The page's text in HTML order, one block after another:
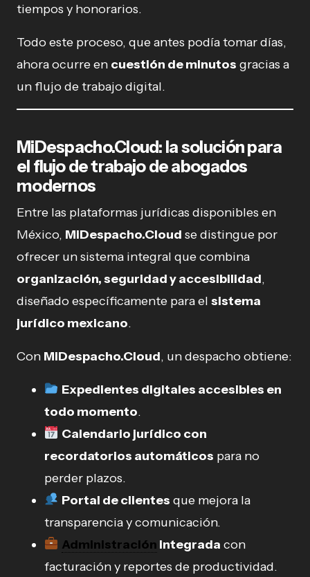
tiempos y honorarios.
Todo este proceso, que antes podía tomar días,
ahora ocurre en cuestión de minutos gracias a
un flujo de trabajo digital.
MiDespacho.Cloud: la solución para
el flujo de trabajo de abogados
modernos
Entre las plataformas jurídicas disponibles en
México, MiDespacho.Cloud se distingue por
ofrecer un sistema integral que combina
organización, seguridad y accesibilidad,
diseñado específicamente para el sistema
jurídico mexicano.
Con MiDespacho.Cloud, un despacho obtiene:
Expedientes digitales accesibles en
todo momento.
Calendario jurídico con
recordatorios automáticos para no
perder plazos.
Portal de clientes que mejora la
transparencia y comunicación.
Administración integrada con
facturación y reportes de productividad.